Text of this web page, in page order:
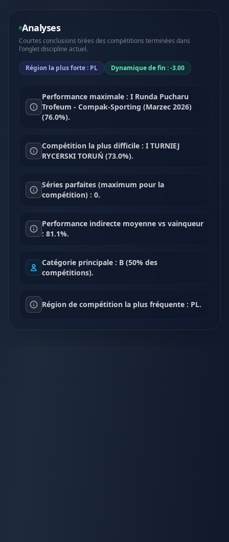
Analyses
Courtes conclusions tirées des compétitions terminées dans
l'onglet discipline actuel.
Région la plus forte : PL Dynamique de fin : -3.00
Performance maximale : I Runda Pucharu
Trofeum - Compak-Sporting (Marzec 2026)
(76.0%).
Compétition la plus difficile : I TURNIEJ
RYCERSKI TORUŃ (73.0%).
Séries parfaites (maximum pour la
compétition) : 0.
Performance indirecte moyenne vs vainqueur
: 81.1%.
Catégorie principale : B (50% des
compétitions).
Région de compétition la plus fréquente : PL.